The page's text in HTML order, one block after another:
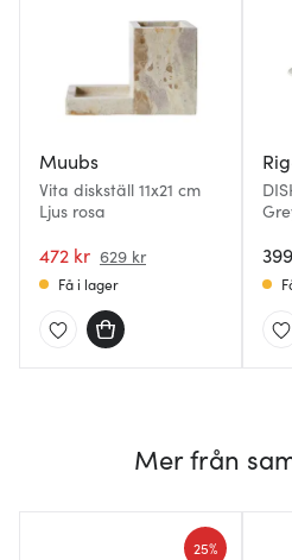
Muubs
Vita diskställ 11x21 cm
Ljus rosa
472 kr 629 kr
Få i lager
Mer från
25%